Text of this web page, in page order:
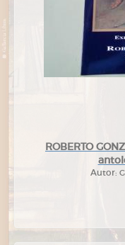
ROBERTO
Autor: